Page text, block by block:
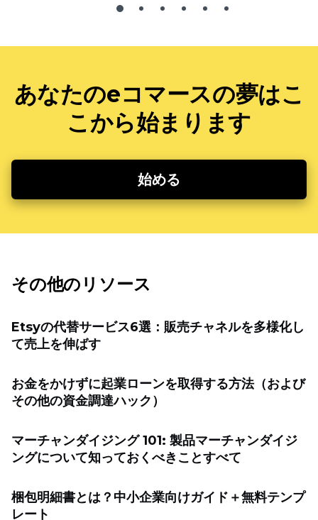
あなたのeコマースの夢はこ
こから始まります
始める
その他のリソース
Etsyの代替サービス6選：販売チャネルを多様化し
て売上を伸ばす
お金をかけずに起業ローンを取得する方法（および
その他の資金調達ハック）
マーチャンダイジング 101: 製品マーチャンダイジ
ングについて知っておくべきことすべて
梱包明細書とは？中小企業向けガイド＋無料テンプ
レート